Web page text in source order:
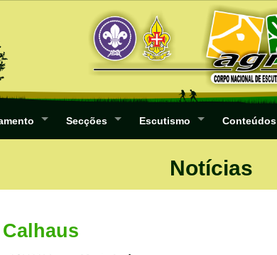
Secções Escutismo Conteúdos
Notícias